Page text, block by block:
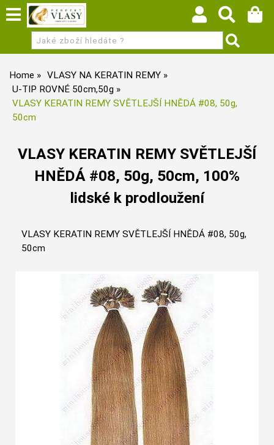
Home
VLASY NA KERATIN REMY
U-TIP ROVNÉ 50cm,50g
VLASY KERATIN REMY SVĚTLEJŠÍ HNĚDÁ #08, 50g,
50cm
VLASY KERATIN REMY SVĚTLEJŠÍ
HNĚDÁ #08, 50g, 50cm, 100%
lidské k prodloužení
VLASY KERATIN REMY SVĚTLEJŠÍ HNĚDÁ #08, 50g,
50cm